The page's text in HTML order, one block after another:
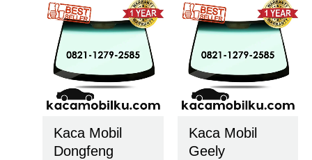
Kaca Mobil
Dongfeng
Kaca Mobil
Geely